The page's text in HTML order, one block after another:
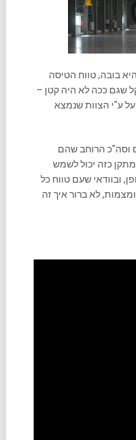
בובה, טווח הטיסה
שגם ככה לא היה קטן –
ע"י הצוות שנמצא
וסה"כ הרוחב שהם
מתקן כזה יכול לשמש
ובוודאי שעם טווח כל
לא ברור איך זה